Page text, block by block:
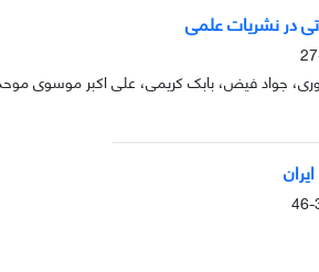
در نشریات علمی
جواد فیض، بابک کریمی، علی اکبر موسوی